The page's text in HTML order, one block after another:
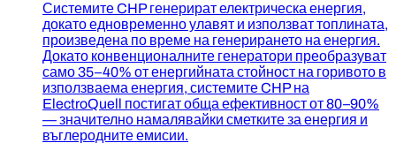
Системите CHP генерират електрическа енергия,
докато едновременно улавят и използват топлината,
произведена по време на генерирането на енергия.
Докато конвенционалните генератори преобразуват
само 35–40% от енергийната стойност на горивото в
използваема енергия, системите CHP на
ElectroQuell постигат обща ефективност от 80–90%
— значително намалявайки сметките за енергия и
въглеродните емисии.